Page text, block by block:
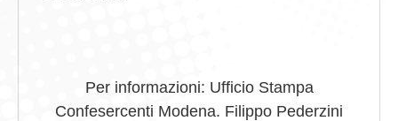
Per informazioni: Ufficio Stampa
Confesercenti Modena. Filippo Pederzini